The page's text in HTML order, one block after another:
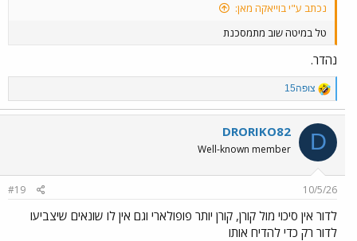
נכתב ע"י בוייאקה מאן:
טל במיטה שוב מתמסכנת
נהדר.
R
e
a
c
t
i
o
s
צופה15
D
DRORIKO82
Well-known member
10/5/26
#19
לדור אין סיכוי מול קורן, קורן יותר פופולארי וגם אין לו שונאים שיצביעו
לדור רק כדי להדיח אותו